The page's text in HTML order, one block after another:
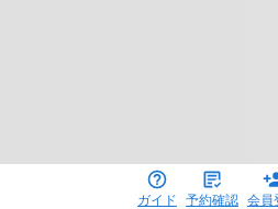
会員
予約確認
ガイド